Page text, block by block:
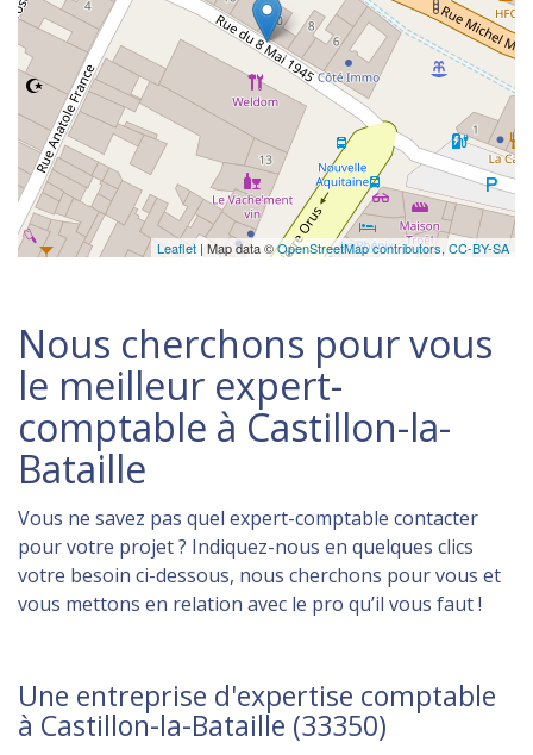
Leaflet | Map data ©OpenStreetMap contributors, CC-BY-SA
Nous cherchons pour vous
le meilleur expert-
comptable à Castillon-la-
Bataille
Vous ne savez pas quel expert-comptable contacter
pour votre projet ? Indiquez-nous en quelques clics
votre besoin ci-dessous, nous cherchons pour vous et
vous mettons en relation avec le pro qu’il vous faut !
Une entreprise d'expertise comptable
à Castillon-la-Bataille (33350)